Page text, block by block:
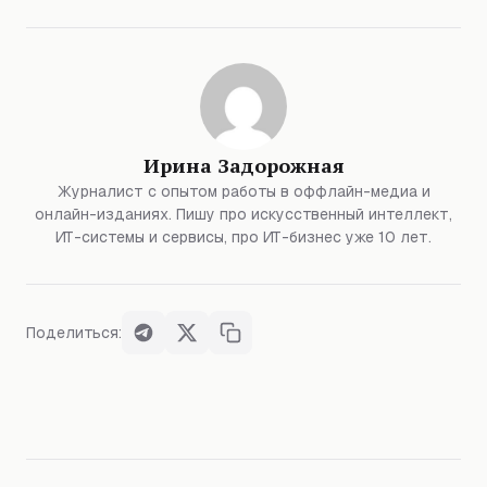
Ирина Задорожная
Журналист с опытом работы в оффлайн-медиа и
онлайн-изданиях. Пишу про искусственный интеллект,
ИТ-системы и сервисы, про ИТ-бизнес уже 10 лет.
Поделиться: